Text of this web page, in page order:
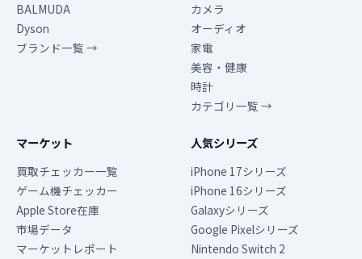
BALMUDA
Dyson
ブランド一覧 →
カメラ
オーディオ
家電
美容・健康
時計
カテゴリ一覧 →
マーケット
買取チェッカー一覧
ゲーム機チェッカー
Apple Store在庫
市場データ
マーケットレポート
人気シリーズ
iPhone 17シリーズ
iPhone 16シリーズ
Galaxyシリーズ
Google Pixelシリーズ
Nintendo Switch 2